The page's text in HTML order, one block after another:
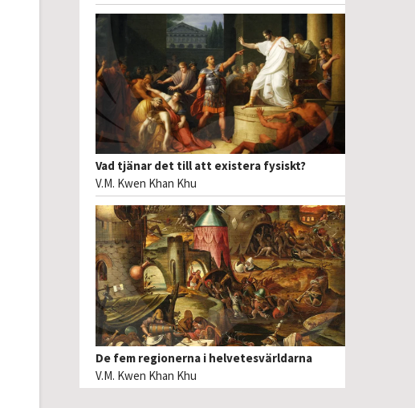
Vad tjänar det till att existera fysiskt?
V.M. Kwen Khan Khu
De fem regionerna i helvetesvärldarna
V.M. Kwen Khan Khu